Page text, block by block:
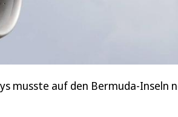
musste auf den Bermuda-